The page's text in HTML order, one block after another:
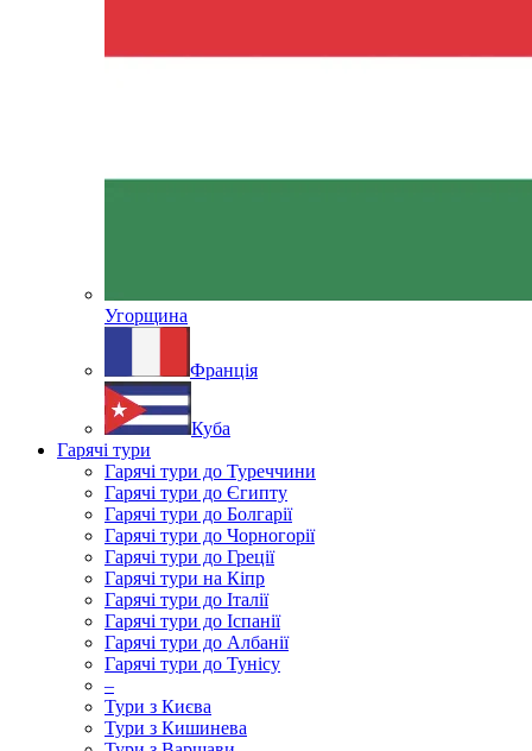
Угорщина
Франція
Куба
Гарячі тури
Гарячі тури до Туреччини
Гарячі тури до Єгипту
Гарячі тури до Болгарії
Гарячі тури до Чорногорії
Гарячі тури до Греції
Гарячі тури на Кіпр
Гарячі тури до Італії
Гарячі тури до Іспанії
Гарячі тури до Албанії
Гарячі тури до Тунісу
–
Тури з Києва
Тури з Кишинева